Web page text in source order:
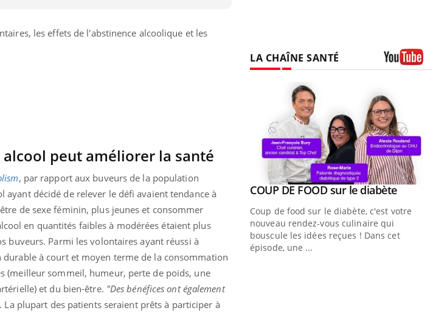
les effets de l'abstinence alcoolique et les
alcool peut améliorer la santé
, par rapport aux buveurs de la population
ayant décidé de relever le défi avaient tendance à
de sexe féminin, plus jeunes et consommer
en quantités faibles à modérées étaient plus
buveurs. Parmi les volontaires ayant réussi à
à court et moyen terme de la consommation
(meilleur sommeil, humeur, perte de poids, une
et du bien-être. "Des bénéfices ont également
plupart des patients seraient prêts à participer à
LA CHAÎNE SANTÉ
Youtube
de
de
questions, de
Youtube
Un « jumeau numérique » pour
faciliter l’accès à la médecine
préventiveYoutube
Un établissement lié à un groupe
mutualiste innove en matière de bilan de
santé : l'utilisation d'un « jumeau
numérique » permet ...
Youtube
COUP DE FOOD sur le diabèteYoutube
Coup de food sur le diabète, c'est votre
nouveau rendez-vous culinaire qui
bouscule les idées reçues ! Dans cet
épisode, une ...